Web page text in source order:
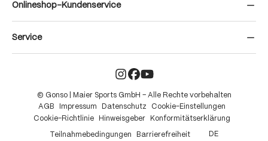
Onlineshop-Kundenservice
Service
© Gonso | Maier Sports GmbH – Alle Rechte vorbehalten
AGB
Impressum Datenschutz
Cookie-Einstellungen
Cookie-Richtlinie
Hinweisgeber Konformitätserklärung
Teilnahmebedingungen Barrierefreiheit DE